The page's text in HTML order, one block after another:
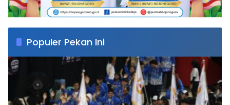
Populer Pekan Ini